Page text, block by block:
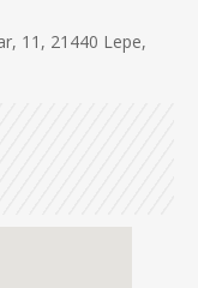
11, 21440 Lepe,